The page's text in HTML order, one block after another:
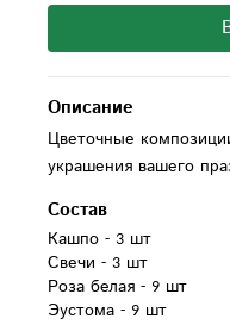
Описание
Цветочные
украшения вашего
Состав
Кашпо - 3 шт
Свечи - 3 шт
Роза белая - 9 шт
Эустома - 9 шт